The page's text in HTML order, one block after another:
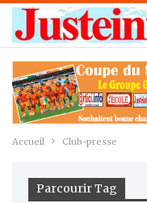
Accueil Club-presse
Parcourir Tag